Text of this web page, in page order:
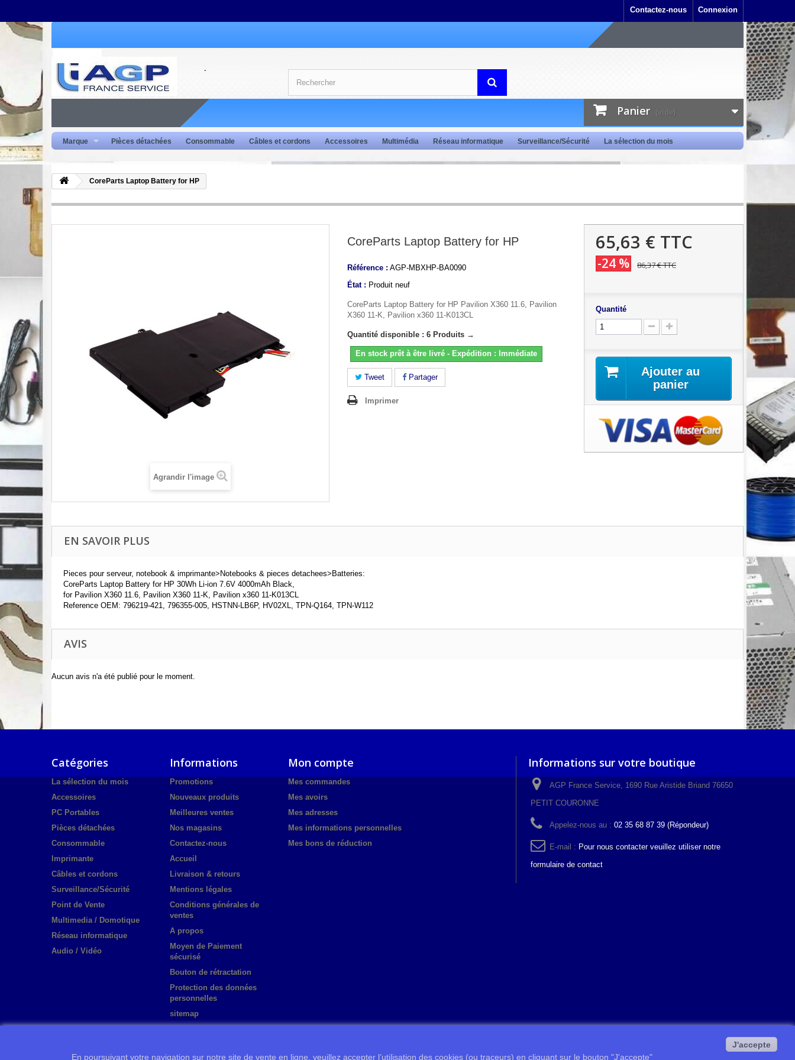
Connexion
Contactez-nous
Panier (vide)
Marque Pièces détachées Consommable Câbles et cordons Accessoires Multimédia Réseau informatique Surveillance/Sécurité La sélection du mois
CoreParts Laptop Battery for HP
Agrandir l'image
CoreParts Laptop Battery for HP
Référence : AGP-MBXHP-BA0090
État : Produit neuf
CoreParts Laptop Battery for HP Pavilion X360 11.6, Pavilion
X360 11-K, Pavilion x360 11-K013CL
Quantité disponible : 6 Produits →
En stock prêt à être livré - Expédition : Immédiate
Tweet Partager
Imprimer
65,63 € TTC
-24 % 86,37 €TTC
Quantité
Ajouter au
panier
EN SAVOIR PLUS
Pieces pour serveur, notebook & imprimante>Notebooks & pieces detachees>Batteries:
CoreParts Laptop Battery for HP 30Wh Li-ion 7.6V 4000mAh Black,
for Pavilion X360 11.6, Pavilion X360 11-K, Pavilion x360 11-K013CL
Reference OEM: 796219-421, 796355-005, HSTNN-LB6P, HV02XL, TPN-Q164, TPN-W112
AVIS
Aucun avis n'a été publié pour le moment.
Catégories
La sélection du mois
Accessoires
PC Portables
Pièces détachées
Consommable
Imprimante
Câbles et cordons
Surveillance/Sécurité
Point de Vente
Multimedia / Domotique
Réseau informatique
Audio / Vidéo
Informations
Promotions
Nouveaux produits
Meilleures ventes
Nos magasins
Contactez-nous
Accueil
Livraison & retours
Mentions légales
Conditions générales de
ventes
A propos
Moyen de Paiement
sécurisé
Bouton de rétractation
Protection des données
personnelles
sitemap
Mon compte
Mes commandes
Mes avoirs
Mes adresses
Mes informations personnelles
Mes bons de réduction
Informations sur votre boutique
AGP France Service, 1690 Rue Aristide Briand 76650
PETIT COURONNE
Appelez-nous au : 02 35 68 87 39 (Répondeur)
E-mail : Pour nous contacter veuillez utiliser notre
formulaire de contact
En poursuivant votre navigation sur notre site de vente en ligne, veuillez accepter l’utilisation des cookies (ou traceurs) en cliquant sur le bouton "J'accepte"
J'accepte